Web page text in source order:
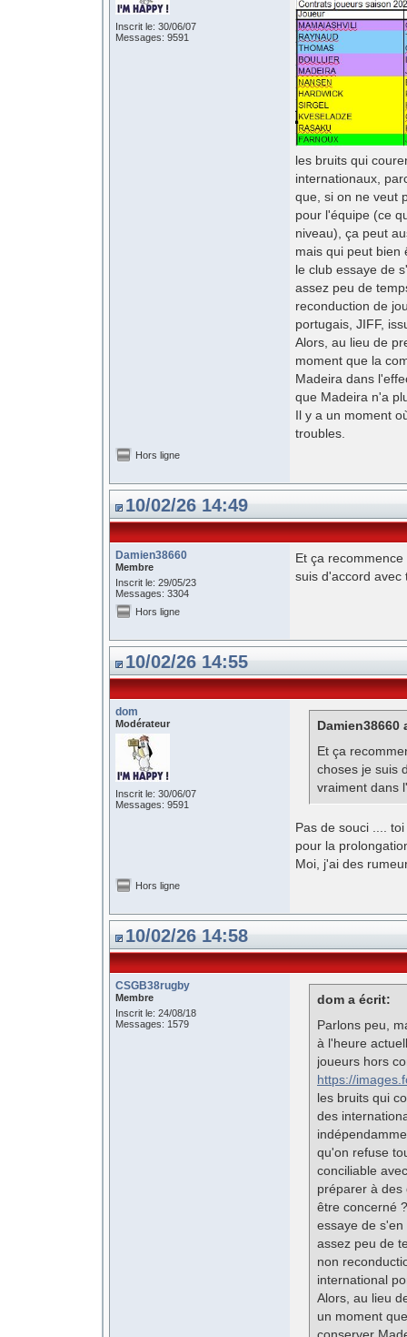
Inscrit le: 30/06/07
Messages: 9591
les bruits qui
internationaux,
que, si on ne veut
pour l'équipe (ce
niveau), ça peut
mais qui peut bien
le club essaye de
assez peu de
reconduction de
portugais, JIFF,
Alors, au lieu de
moment que la
Madeira dans
que Madeira n'a
Il y a un moment
troubles.
Hors ligne
10/02/26 14:49
Damien38660
Membre
Inscrit le: 29/05/23
Messages: 3304
Et ça
suis d'accord avec
Hors ligne
10/02/26 14:55
dom
Modérateur
Inscrit le: 30/06/07
Messages: 9591
Damien38660
Et ça
choses je suis
vraiment dans
Pas de souci ....
pour la
Moi, j'ai des
Hors ligne
10/02/26 14:58
CSGB38rugby
Membre
Inscrit le: 24/08/18
Messages: 1579
dom a écrit:
Parlons peu,
à l'heure
joueurs hors
https://
les bruits qui
des
qu'on refuse
conciliable
préparer à des
être concerné
essaye de
assez peu de
non
international
Alors, au lieu
un moment